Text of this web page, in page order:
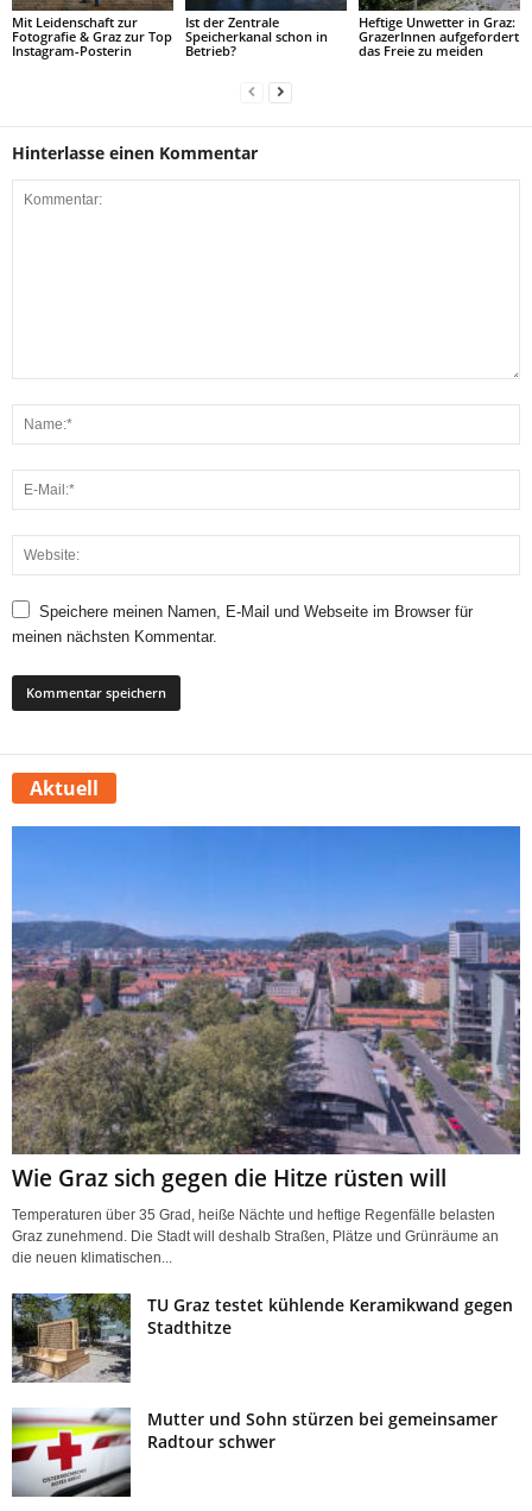
Mit Leidenschaft zur
Fotografie & Graz zur Top
Instagram-Posterin
Ist der Zentrale
Speicherkanal schon in
Betrieb?
Heftige Unwetter in Graz:
GrazerInnen aufgefordert
das Freie zu meiden
Hinterlasse einen Kommentar
Speichere meinen Namen, E-Mail und Webseite im Browser für
meinen nächsten Kommentar.
Aktuell
Wie Graz sich gegen die Hitze rüsten will
Temperaturen über 35 Grad, heiße Nächte und heftige Regenfälle belasten
Graz zunehmend. Die Stadt will deshalb Straßen, Plätze und Grünräume an
die neuen klimatischen...
TU Graz testet kühlende Keramikwand gegen
Stadthitze
Mutter und Sohn stürzen bei gemeinsamer
Radtour schwer